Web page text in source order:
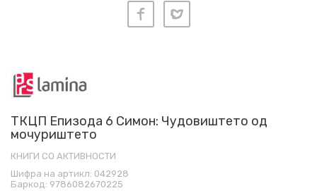
ТКЦП Епизода 6 Симон: Чудовиштето од
мочуриштето
КНИГИ СО АКТИВНОСТИ
Шифра на артикл: 042928
Баркод: 9786082670225